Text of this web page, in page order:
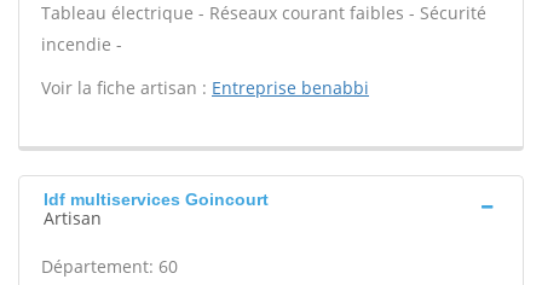
Tableau électrique - Réseaux courant faibles - Sécurité
incendie -
Voir la fiche artisan : Entreprise benabbi
Idf multiservices Goincourt
Artisan
Département: 60